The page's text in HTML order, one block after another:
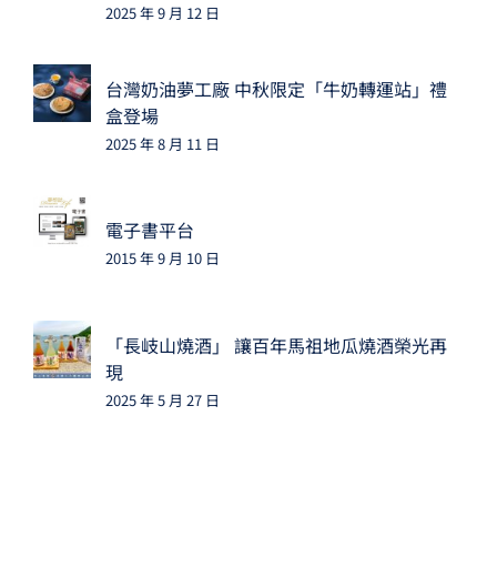
2025 年 9 月 12 日
台灣奶油夢工廠 中秋限定「牛奶轉運站」禮
盒登場
2025 年 8 月 11 日
電子書平台
2015 年 9 月 10 日
「長岐山燒酒」 讓百年馬祖地瓜燒酒榮光再
現
2025 年 5 月 27 日